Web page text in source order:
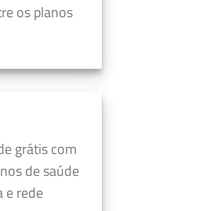
os planos
grátis com
de saúde
e rede